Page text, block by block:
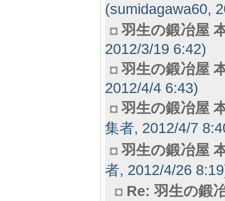
(sumidagawa60,
羽生の鍛冶屋
2012/3/19 6:42)
羽生の鍛冶屋
2012/4/4 6:43)
羽生の鍛冶屋
集者, 2012/4/7
羽生の鍛冶屋
者, 2012/4/26
Re: 羽生の鍛